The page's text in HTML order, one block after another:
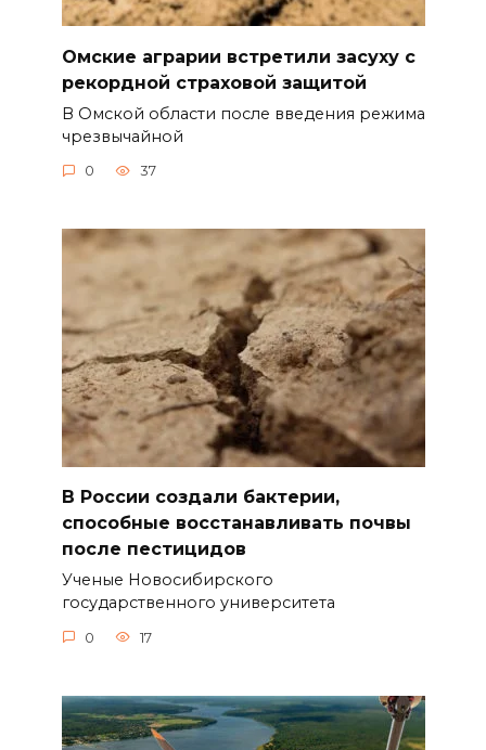
Омские аграрии встретили засуху с
рекордной страховой защитой
В Омской области после введения режима
чрезвычайной
0 37
В России создали бактерии,
способные восстанавливать почвы
после пестицидов
Ученые Новосибирского
государственного университета
0 17